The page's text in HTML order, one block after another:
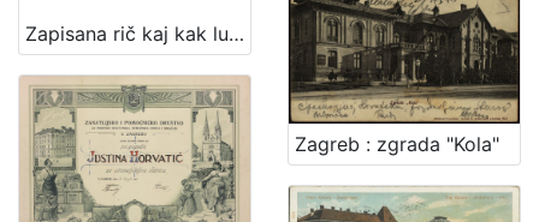
Zapisana rič kaj kak luč gori : zajednička zbirka poezije članova Udruge "Vladimir Maleković" / priredila Đurđica Haladi ; [tekstovi o pjesnicima Snježana Zrinjan]
Zagreb : zgrada "Kola"